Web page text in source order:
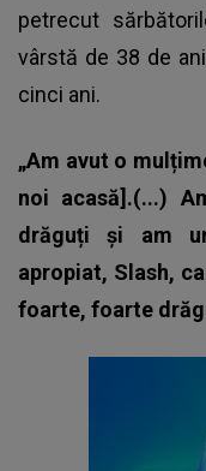
petrecut
vârstă de 38 de
cinci ani.
„Am avut o
noi acasă].(...)
drăguți și am
apropiat, Slash,
foarte, foarte